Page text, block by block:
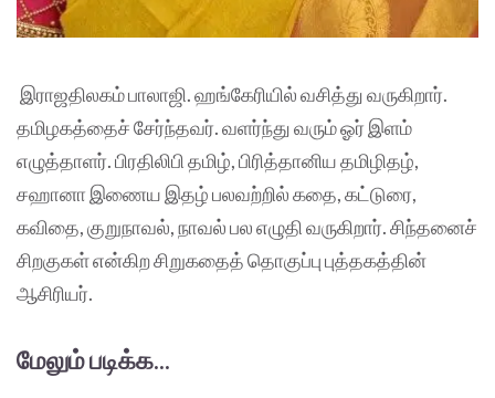
இராஜதிலகம் பாலாஜி. ஹங்கேரியில் வசித்து வருகிறார்.
தமிழகத்தைச் சேர்ந்தவர். வளர்ந்து வரும் ஓர் இளம்
எழுத்தாளர். பிரதிலிபி தமிழ், பிரித்தானிய தமிழிதழ்,
சஹானா இணைய இதழ் பலவற்றில் கதை, கட்டுரை,
கவிதை, குறுநாவல், நாவல் பல எழுதி வருகிறார். சிந்தனைச்
சிறகுகள் என்கிற சிறுகதைத் தொகுப்பு புத்தகத்தின்
ஆசிரியர்.
மேலும் படிக்க...